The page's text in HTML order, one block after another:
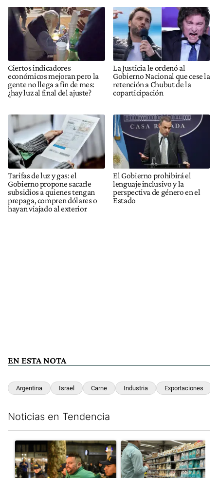
Ciertos indicadores
económicos mejoran pero la
gente no llega a fin de mes:
¿hay luz al final del ajuste?
La Justicia le ordenó al
Gobierno Nacional que cese la
retención a Chubut de la
coparticipación
Tarifas de luz y gas: el
Gobierno propone sacarle
subsidios a quienes tengan
prepaga, compren dólares o
hayan viajado al exterior
El Gobierno prohibirá el
lenguaje inclusivo y la
perspectiva de género en el
Estado
EN ESTA NOTA
Argentina Israel Carne Industria Exportaciones
Noticias en Tendencia
Un artículo de tendencia con el título "La violencia sigue en
Un artículo de tendencia con